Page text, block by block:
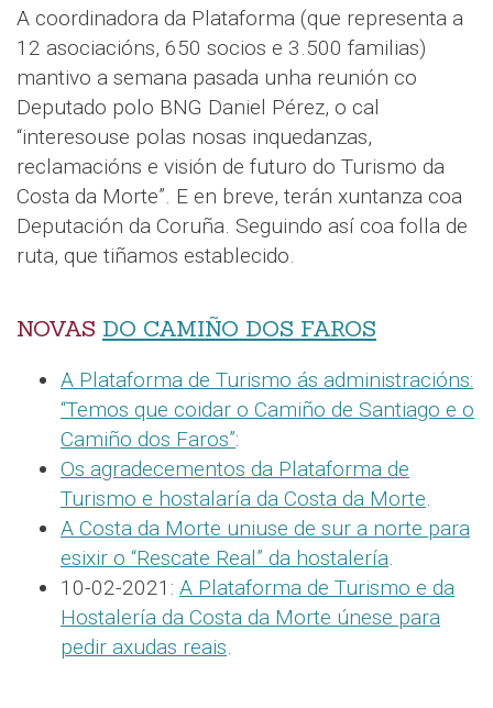
A coordinadora da Plataforma (que representa a
12 asociacións, 650 socios e 3.500 familias)
mantivo a semana pasada unha reunión co
Deputado polo BNG Daniel Pérez, o cal
“interesouse polas nosas inquedanzas,
reclamacións e visión de futuro do Turismo da
Costa da Morte”. E en breve, terán xuntanza coa
Deputación da Coruña. Seguindo así coa folla de
ruta, que tiñamos establecido.
NOVAS DO CAMIÑO DOS FAROS
A Plataforma de Turismo ás administracións:
“Temos que coidar o Camiño de Santiago e o
Camiño dos Faros”:
Os agradecementos da Plataforma de
Turismo e hostalaría da Costa da Morte.
A Costa da Morte uniuse de sur a norte para
esixir o “Rescate Real” da hostalería.
10-02-2021: A Plataforma de Turismo e da
Hostalería da Costa da Morte únese para
pedir axudas reais.